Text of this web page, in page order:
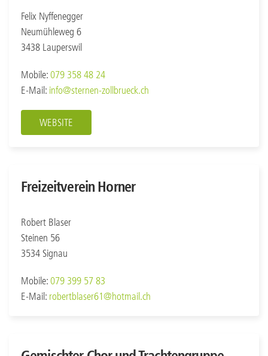
Felix Nyffenegger
Neumühleweg 6
3438 Lauperswil
Mobile: 079 358 48 24
E-Mail: info@sternen-zollbrueck.ch
WEBSITE
Freizeitverein Horner
Robert Blaser
Steinen 56
3534 Signau
Mobile: 079 399 57 83
E-Mail: robertblaser61@hotmail.ch